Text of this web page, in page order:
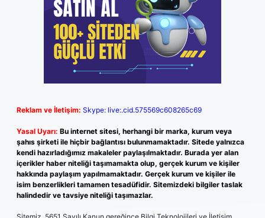
Reklam ve İletişim: Skype: live:.cid.575569c608265c69
Yasal Uyarı: Bu internet sitesi, herhangi bir marka, kurum veya
şahıs şirketi ile hiçbir bağlantısı bulunmamaktadır. Sitede yalnızca
kendi hazırladığımız makaleler paylaşılmaktadır. Burada yer alan
içerikler haber niteliği taşımamakta olup, gerçek kurum ve kişiler
hakkında paylaşım yapılmamaktadır. Gerçek kurum ve kişiler ile
isim benzerlikleri tamamen tesadüfidir. Sitemizdeki bilgiler taslak
halindedir ve tavsiye niteliği taşımazlar.